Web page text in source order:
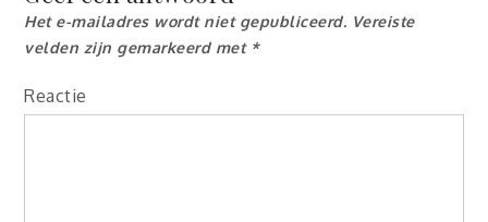
Het e-mailadres wordt niet gepubliceerd. Vereiste
velden zijn gemarkeerd met *
Reactie